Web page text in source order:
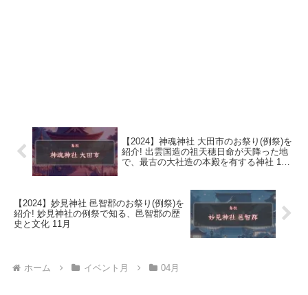
【2024】神魂神社 大田市のお祭り(例祭)を
紹介! 出雲国造の祖天穂日命が天降った地
で、最古の大社造の本殿を有する神社 10
【2024】妙見神社 邑智郡のお祭り(例祭)を
紹介! 妙見神社の例祭で知る、邑智郡の歴
史と文化 11月
ホーム イベント月 04月